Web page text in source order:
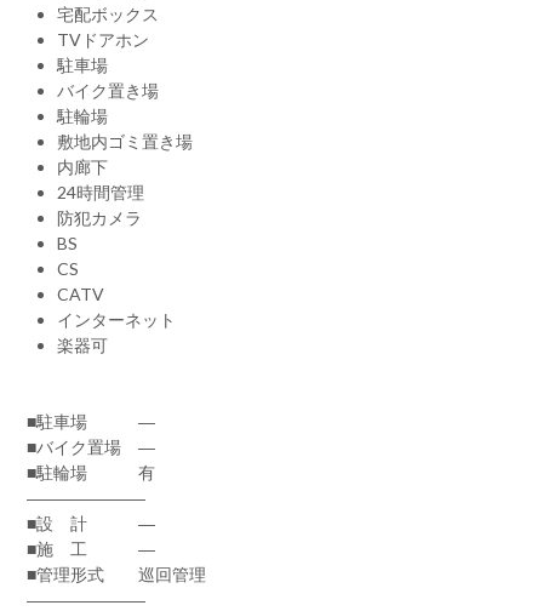
宅配ボックス
TVドアホン
駐車場
バイク置き場
駐輪場
敷地内ゴミ置き場
内廊下
24時間管理
防犯カメラ
BS
CS
CATV
インターネット
楽器可
■駐車場 ―
■バイク置場 ―
■駐輪場 有
―――――――
■設 計 ―
■施 工 ―
■管理形式 巡回管理
―――――――